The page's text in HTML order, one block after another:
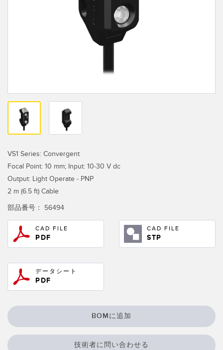
スロット、ラベル、エリア検出センサ
温度 & 振動センサ
Condition Monitoring Sensors
Vibration Sensors
ACCESSORIES
付属品
コンバータ
Banner Measurement Sensor Software
センサGUIソフトウェア
部品、サービス、パレット引き取りコール
ウォッシュダウン
VS1 Series: Convergent
Focal Point: 10 mm; Input: 10-30 V dc
Output: Light Operate - PNP
2 m (6.5 ft) Cable
部品番号：
56494
CAD FILE
PDF
CAD FILE
STP
データシート
PDF
BOMに追加
技術者に問い合わせる